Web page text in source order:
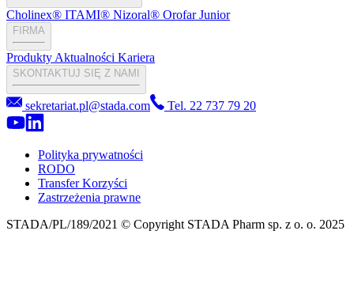
Cholinex® ITAMI® Nizoral® Orofar Junior
FIRMA
Produkty Aktualności Kariera
SKONTAKTUJ SIĘ Z NAMI
sekretariat.pl@stada.com Tel. 22 737 79 20
Polityka prywatności
RODO
Transfer Korzyści
Zastrzeżenia prawne
STADA/PL/189/2021 © Copyright STADA Pharm sp. z o. o. 2025